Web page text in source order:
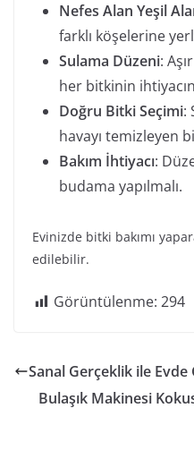
Nefes Alan Yeşil
farklı köşelerine
Sulama Düzeni:
her bitkinin
Doğru Bitki Seçimi:
havayı temizleyen
Bakım İhtiyacı:
budama yapılmalı.
Evinizde bitki bakımı
edilebilir.
Görüntülenme: 294
Sanal Gerçeklik ile
Bulaşık Makinesi